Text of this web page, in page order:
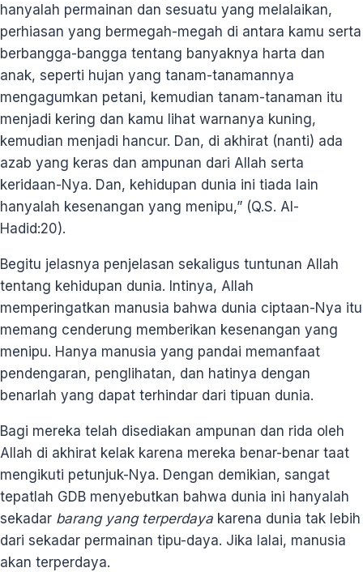
hanyalah permainan dan sesuatu yang melalaikan,
perhiasan yang bermegah-megah di antara kamu serta
berbangga-bangga tentang banyaknya harta dan
anak, seperti hujan yang tanam-tanamannya
mengagumkan petani, kemudian tanam-tanaman itu
menjadi kering dan kamu lihat warnanya kuning,
kemudian menjadi hancur. Dan, di akhirat (nanti) ada
azab yang keras dan ampunan dari Allah serta
keridaan-Nya. Dan, kehidupan dunia ini tiada lain
hanyalah kesenangan yang menipu,” (Q.S. Al-
Hadid:20).
Begitu jelasnya penjelasan sekaligus tuntunan Allah
tentang kehidupan dunia. Intinya, Allah
memperingatkan manusia bahwa dunia ciptaan-Nya itu
memang cenderung memberikan kesenangan yang
menipu. Hanya manusia yang pandai memanfaat
pendengaran, penglihatan, dan hatinya dengan
benarlah yang dapat terhindar dari tipuan dunia.
Bagi mereka telah disediakan ampunan dan rida oleh
Allah di akhirat kelak karena mereka benar-benar taat
mengikuti petunjuk-Nya. Dengan demikian, sangat
tepatlah GDB menyebutkan bahwa dunia ini hanyalah
sekadar barang yang terperdaya karena dunia tak lebih
dari sekadar permainan tipu-daya. Jika lalai, manusia
akan terperdaya.